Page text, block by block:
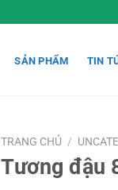
SẢN PHẨM TIN
TRANG CHỦ /
Tương đậu